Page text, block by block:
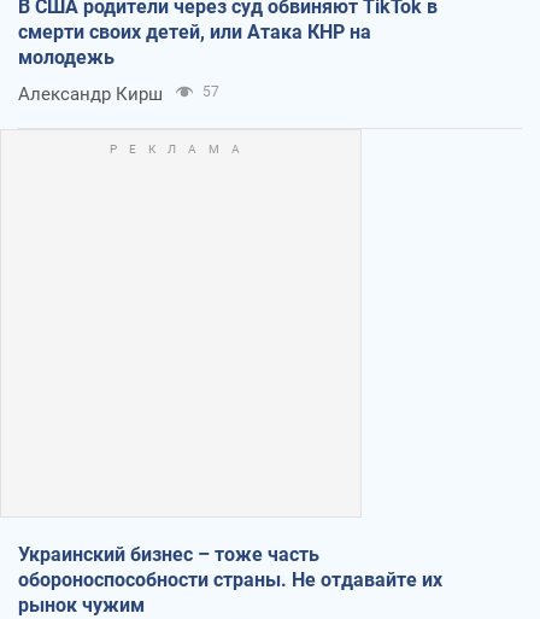
В США родители через суд обвиняют TikTok в
смерти своих детей, или Атака КНР на
молодежь
Александр Кирш 57
Украинский бизнес – тоже часть
обороноспособности страны. Не отдавайте их
рынок чужим